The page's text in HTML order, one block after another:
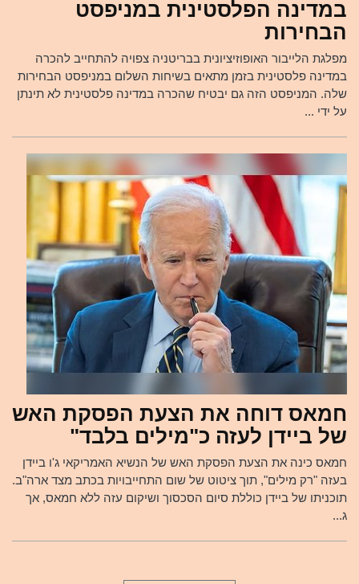
במדינה הפלסטינית במניפסט
הבחירות
מפלגת הלייבור האופוזיציונית בבריטניה צפויה להתחייב להכרה
במדינה פלסטינית בזמן מתאים בשיחות השלום במניפסט הבחירות
שלה. המניפסט הזה גם יבטיח שהכרה במדינה פלסטינית לא תינתן
על ידי ...
חמאס דוחה את הצעת הפסקת האש
של ביידן לעזה כ"מילים בלבד"
חמאס כינה את הצעת הפסקת האש של הנשיא האמריקאי ג'ו ביידן
בעזה "רק מילים", תוך ציטוט של שום התחייבויות בכתב מצד ארה"ב.
תוכניתו של ביידן כוללת סיום הסכסוך ושיקום עזה ללא חמאס, אך
ג...